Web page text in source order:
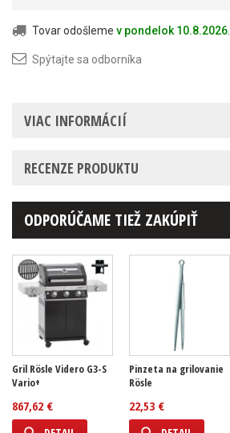
Tovar odošleme v pondelok 10.8.2026.
Spýtajte sa odborníka
VIAC INFORMÁCIÍ
RECENZE PRODUKTU
ODPORÚČAME TIEŽ ZAKÚPIŤ
Gril Rösle Videro G3-S
Vario+
867,62 €
Pinzeta na grilovanie
Rösle
22,53 €